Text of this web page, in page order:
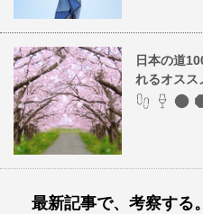
日本の道
れるオスス
最新記事で、考察する